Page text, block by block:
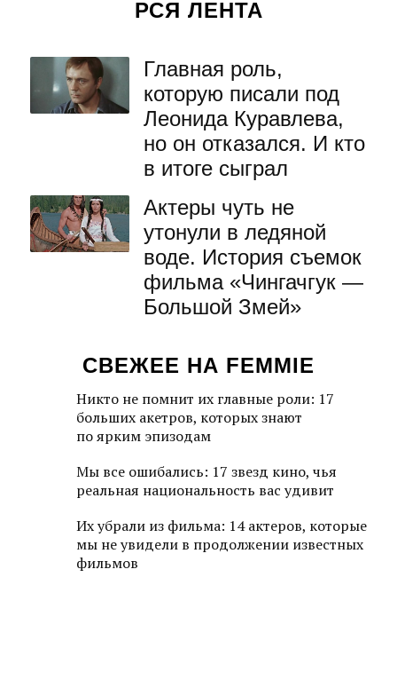
РСЯ ЛЕНТА
Главная роль,
которую писали под
Леонида Куравлева,
но он отказался. И кто
в итоге сыграл
Актеры чуть не
утонули в ледяной
воде. История съемок
фильма «Чингачгук —
Большой Змей»
СВЕЖЕЕ НА FEMMIE
Никто не помнит их главные роли: 17
больших акетров, которых знают
по ярким эпизодам
Мы все ошибались: 17 звезд кино, чья
реальная национальность вас удивит
Их убрали из фильма: 14 актеров, которые
мы не увидели в продолжении известных
фильмов